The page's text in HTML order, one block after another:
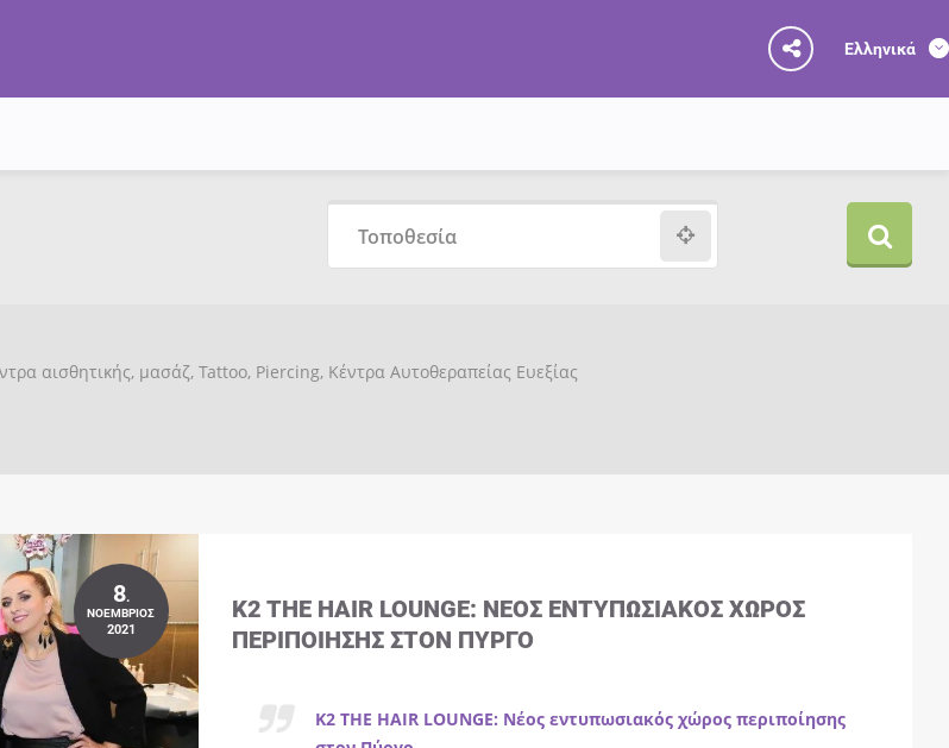
Ελληνικά
αισθητικής, μασάζ, Tattoo, Piercing, Κέντρα Αυτοθεραπείας Ευεξίας
8.
ΝΟΈΜΒΡΙΟΣ
2021
K2 THE HAIR LOUNGE: ΝΈΟΣ ΕΝΤΥΠΩΣΙΑΚΌΣ ΧΏΡΟΣ
ΠΕΡΙΠΟΊΗΣΗΣ ΣΤΟΝ ΠΎΡΓΟ
K2 THE HAIR LOUNGE: Νέος εντυπωσιακός χώρος περιποίησης